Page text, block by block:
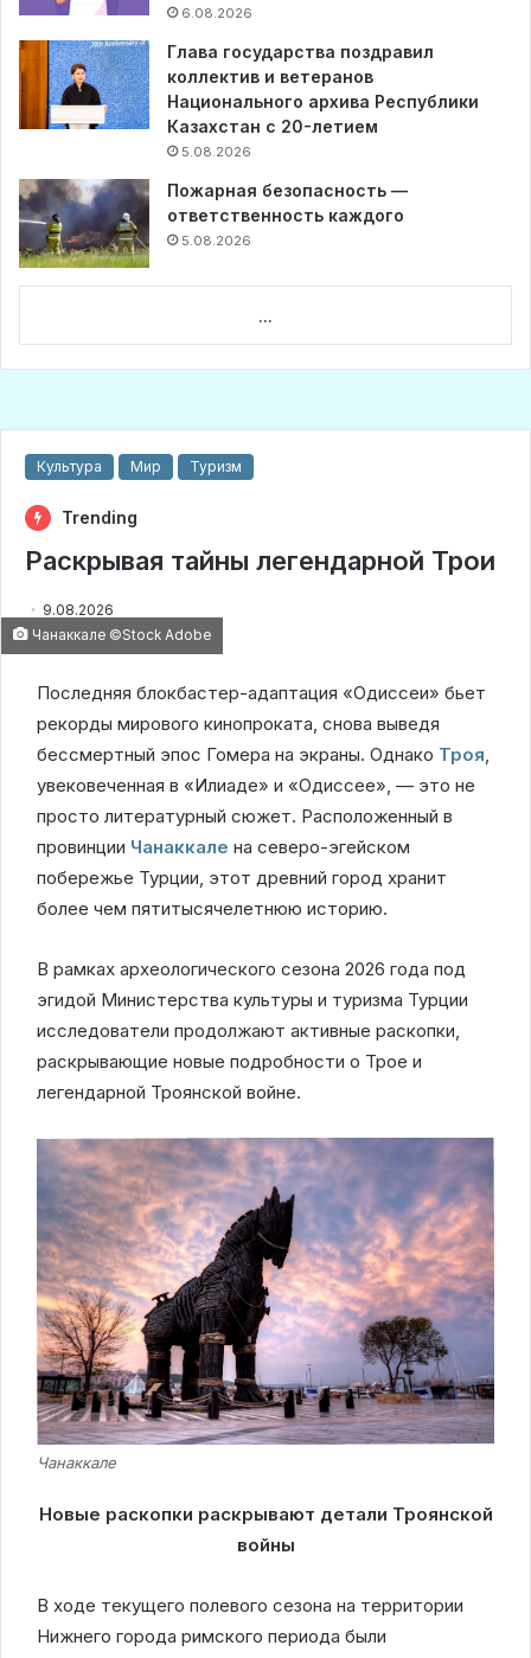
6.08.2026
Глава государства поздравил
коллектив и ветеранов
Национального архива Республики
Казахстан с 20-летием
5.08.2026
Пожарная безопасность —
ответственность каждого
5.08.2026
...